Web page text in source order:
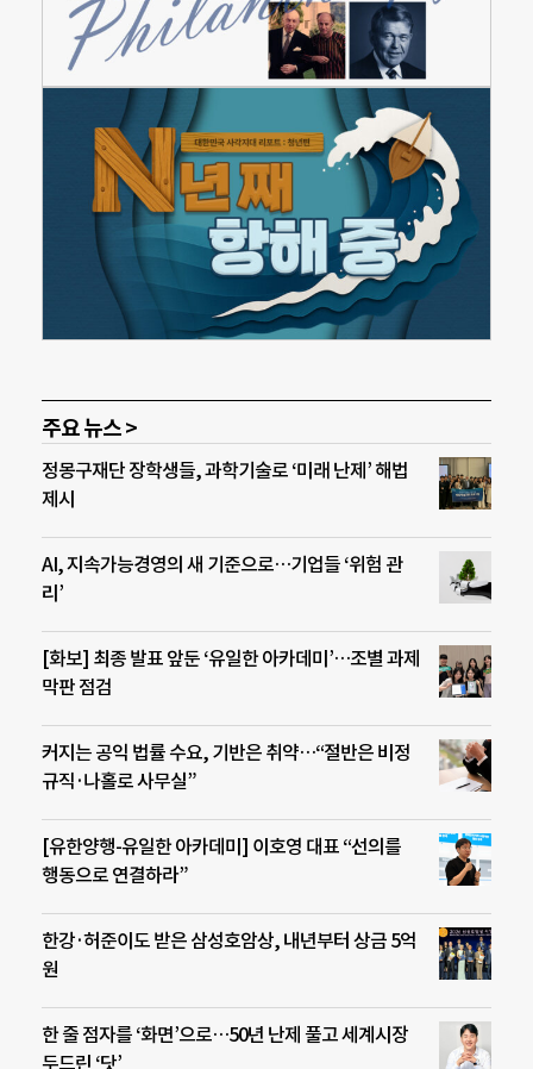
주요 뉴스 >
정몽구재단 장학생들, 과학기술로 ‘미래 난제’ 해법
제시
AI, 지속가능경영의 새 기준으로…기업들 ‘위험 관
리’
[화보] 최종 발표 앞둔 ‘유일한 아카데미’…조별 과제
막판 점검
커지는 공익 법률 수요, 기반은 취약…“절반은 비정
규직·나홀로 사무실”
[유한양행-유일한 아카데미] 이호영 대표 “선의를
행동으로 연결하라”
한강·허준이도 받은 삼성호암상, 내년부터 상금 5억
원
한 줄 점자를 ‘화면’으로…50년 난제 풀고 세계시장
두드린 ‘닷’